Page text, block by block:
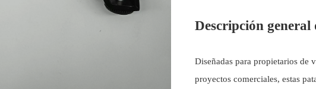
Descripción
Diseñadas para propietarios de
proyectos comerciales, estas